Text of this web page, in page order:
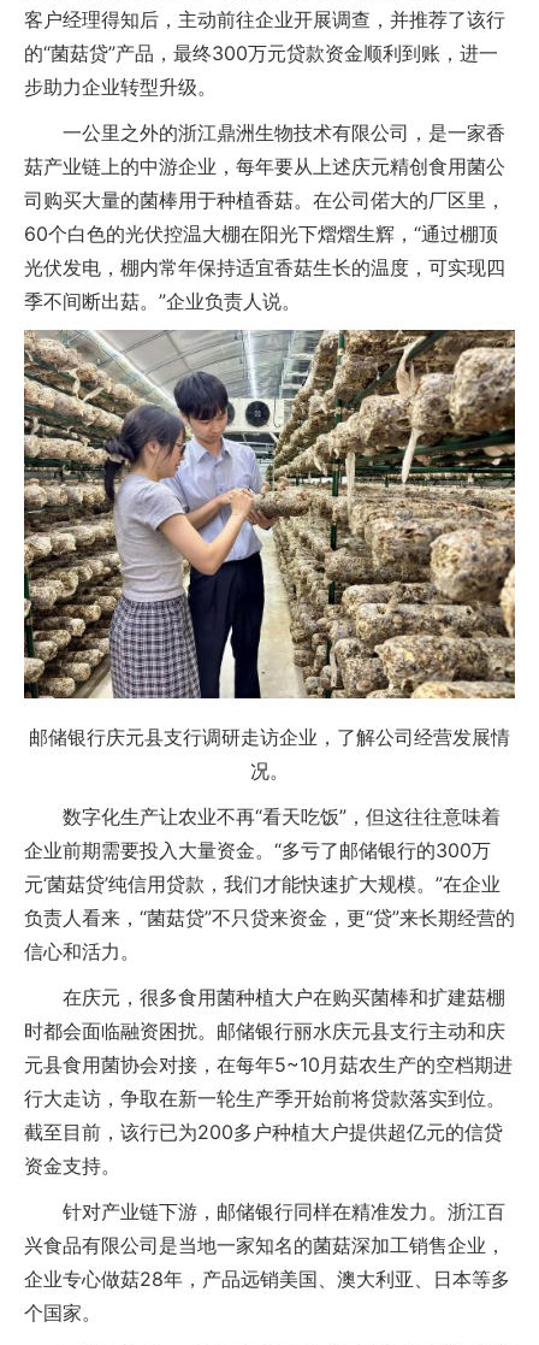
客户经理得知后，主动前往企业开展调查，并推荐了该行
的“菌菇贷”产品，最终300万元贷款资金顺利到账，进一
步助力企业转型升级。
一公里之外的浙江鼎洲生物技术有限公司，是一家香
菇产业链上的中游企业，每年要从上述庆元精创食用菌公
司购买大量的菌棒用于种植香菇。在公司偌大的厂区里，
60个白色的光伏控温大棚在阳光下熠熠生辉，“通过棚顶
光伏发电，棚内常年保持适宜香菇生长的温度，可实现四
季不间断出菇。”企业负责人说。
邮储银行庆元县支行调研走访企业，了解公司经营发展情
况。
数字化生产让农业不再“看天吃饭”，但这往往意味着
企业前期需要投入大量资金。“多亏了邮储银行的300万
元‘菌菇贷’纯信用贷款，我们才能快速扩大规模。”在企业
负责人看来，“菌菇贷”不只贷来资金，更“贷”来长期经营的
信心和活力。
在庆元，很多食用菌种植大户在购买菌棒和扩建菇棚
时都会面临融资困扰。邮储银行丽水庆元县支行主动和庆
元县食用菌协会对接，在每年5~10月菇农生产的空档期进
行大走访，争取在新一轮生产季开始前将贷款落实到位。
截至目前，该行已为200多户种植大户提供超亿元的信贷
资金支持。
针对产业链下游，邮储银行同样在精准发力。浙江百
兴食品有限公司是当地一家知名的菌菇深加工销售企业，
企业专心做菇28年，产品远销美国、澳大利亚、日本等多
个国家。